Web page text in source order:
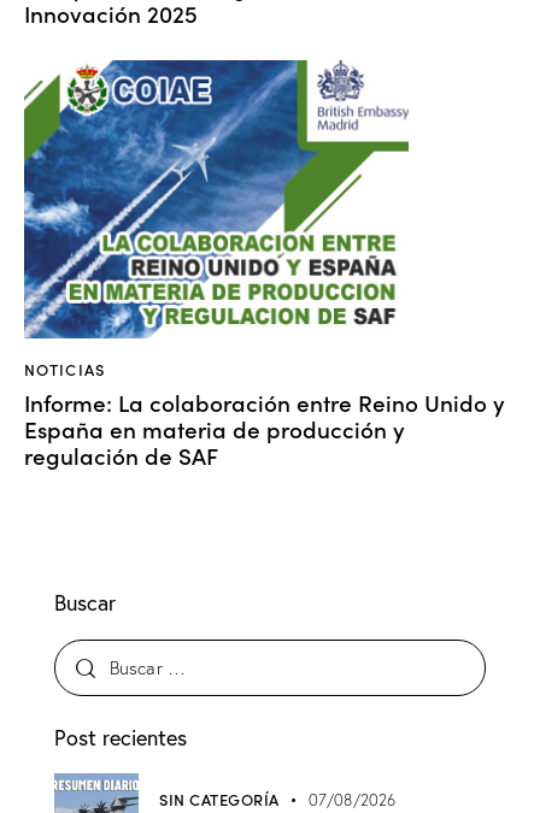
Innovación 2025
NOTICIAS
Informe: La colaboración entre Reino Unido y
España en materia de producción y
regulación de SAF
Buscar
Post recientes
SIN CATEGORÍA 07/08/2026